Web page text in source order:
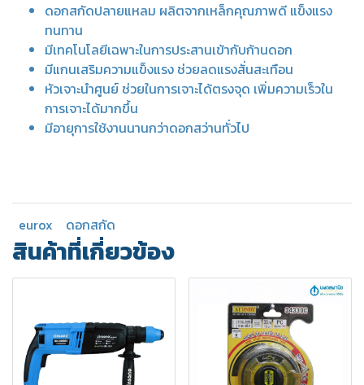
ดอกสกัดปลายแหลม ผลิตจากเหล็กคุณภาพดี แข็งแรง
ทนทาน
มีเทคโนโลยีเฉพาะในการประสานเข้ากับก้านดอก
มีแกนเสริมความแข็งแรง ช่วยลดแรงสั่นสะเทือน
หัวเจาะนำศูนย์ ช่วยในการเจาะได้ตรงจุด เพิ่มความเร็วใน
การเจาะได้มากขึ้น
มีอายุการใช้งานนานกว่าดอกสว่านทั่วไป
eurox ดอกสกัด
สินค้าที่เกี่ยวข้อง